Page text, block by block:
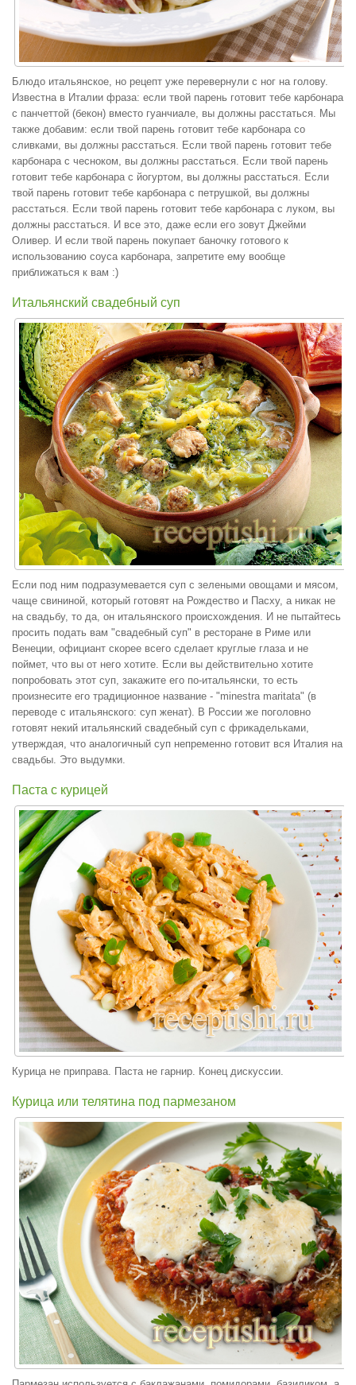
Блюдо итальянское, но рецепт уже перевернули с ног на голову.
Известна в Италии фраза: если твой парень готовит тебе карбонара
с панчеттой (бекон) вместо гуанчиале, вы должны расстаться. Мы
также добавим: если твой парень готовит тебе карбонара со
сливками, вы должны расстаться. Если твой парень готовит тебе
карбонара с чесноком, вы должны расстаться. Если твой парень
готовит тебе карбонара с йогуртом, вы должны расстаться. Если
твой парень готовит тебе карбонара с петрушкой, вы должны
расстаться. Если твой парень готовит тебе карбонара с луком, вы
должны расстаться. И все это, даже если его зовут Джейми
Оливер. И если твой парень покупает баночку готового к
использованию соуса карбонара, запретите ему вообще
приближаться к вам :)
Итальянский свадебный суп
Если под ним подразумевается суп с зелеными овощами и мясом,
чаще свининой, который готовят на Рождество и Пасху, а никак не
на свадьбу, то да, он итальянского происхождения. И не пытайтесь
просить подать вам "свадебный суп" в ресторане в Риме или
Венеции, официант скорее всего сделает круглые глаза и не
поймет, что вы от него хотите. Если вы действительно хотите
попробовать этот суп, закажите его по-итальянски, то есть
произнесите его традиционное название - "minestra maritata" (в
переводе с итальянского: суп женат). В России же поголовно
готовят некий итальянский свадебный суп с фрикадельками,
утверждая, что аналогичный суп непременно готовит вся Италия на
свадьбы. Это выдумки.
Паста с курицей
Курица не приправа. Паста не гарнир. Конец дискуссии.
Курица или телятина под пармезаном